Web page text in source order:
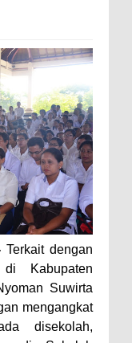
Terkait dengan
Kabupaten
Suwirta
mengangkat
disekolah,